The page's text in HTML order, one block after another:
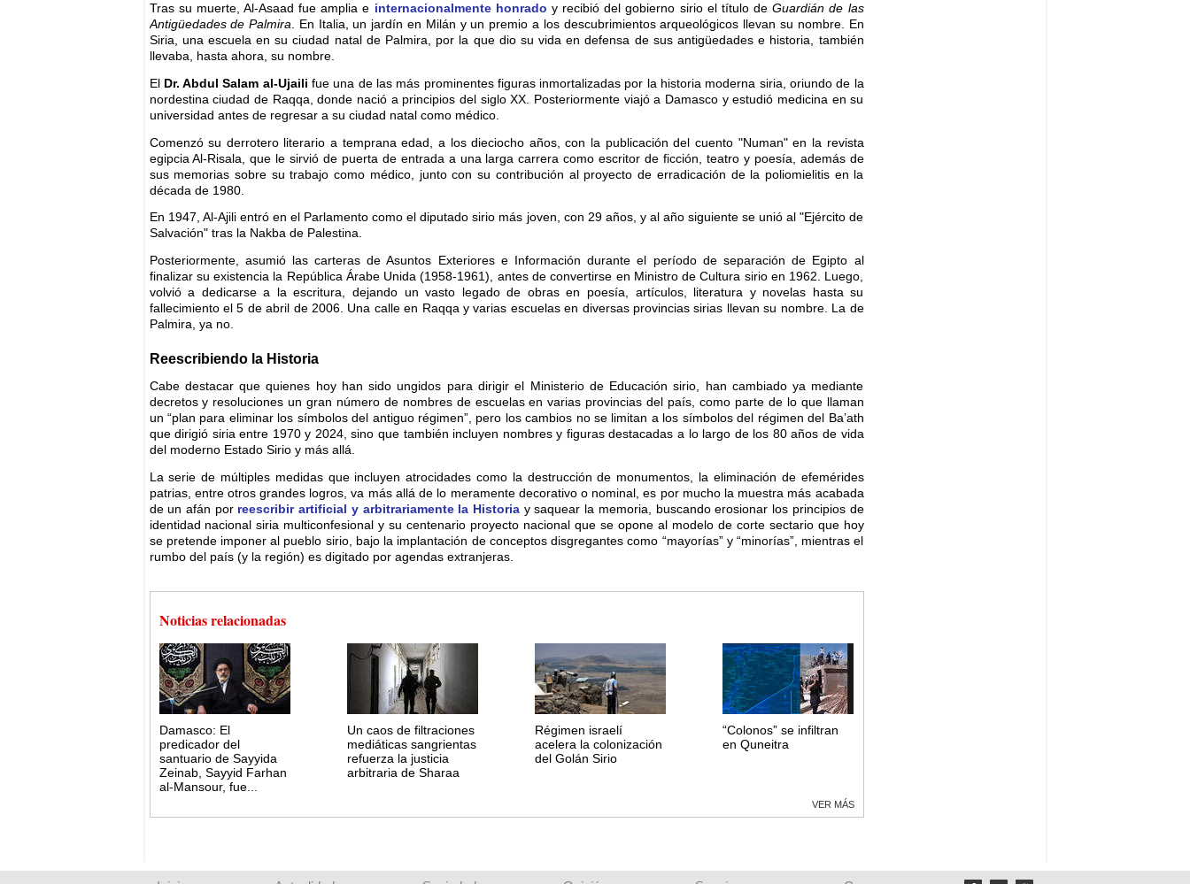
Tras su muerte, Al-Asaad fue amplia e internacionalmente honrado y recibió del gobierno sirio el título deGuardián de las
Antigüedades de Palmira. En Italia, un jardín en Milán y un premio a los descubrimientos arqueológicos llevan su nombre. En
Siria, una escuela en su ciudad natal de Palmira, por la que dio su vida en defensa de sus antigüedades e historia, también
llevaba, hasta ahora, su nombre.
El Dr. Abdul Salam al-Ujaili fue una de las más prominentes figuras inmortalizadas por la historia moderna siria, oriundo de la
nordestina ciudad de Raqqa, donde nació a principios del siglo XX. Posteriormente viajó a Damasco y estudió medicina en su
universidad antes de regresar a su ciudad natal como médico.
Comenzó su derrotero literario a temprana edad, a los dieciocho años, con la publicación del cuento "Numan" en la revista
egipcia Al-Risala, que le sirvió de puerta de entrada a una larga carrera como escritor de ficción, teatro y poesía, además de
sus memorias sobre su trabajo como médico, junto con su contribución al proyecto de erradicación de la poliomielitis en la
década de 1980.
En 1947, Al-Ajili entró en el Parlamento como el diputado sirio más joven, con 29 años, y al año siguiente se unió al "Ejército de
Salvación" tras la Nakba de Palestina.
Posteriormente, asumió las carteras de Asuntos Exteriores e Información durante el período de separación de Egipto al
finalizar su existencia la República Árabe Unida (1958-1961), antes de convertirse en Ministro de Cultura sirio en 1962. Luego,
volvió a dedicarse a la escritura, dejando un vasto legado de obras en poesía, artículos, literatura y novelas hasta su
fallecimiento el 5 de abril de 2006. Una calle en Raqqa y varias escuelas en diversas provincias sirias llevan su nombre. La de
Palmira, ya no.
Reescribiendo la Historia
Cabe destacar que quienes hoy han sido ungidos para dirigir el Ministerio de Educación sirio, han cambiado ya mediante
decretos y resoluciones un gran número de nombres de escuelas en varias provincias del país, como parte de lo que llaman
un “plan para eliminar los símbolos del antiguo régimen”, pero los cambios no se limitan a los símbolos del régimen del Ba’ath
que dirigió siria entre 1970 y 2024, sino que también incluyen nombres y figuras destacadas a lo largo de los 80 años de vida
del moderno Estado Sirio y más allá.
La serie de múltiples medidas que incluyen atrocidades como la destrucción de monumentos, la eliminación de efemérides
patrias, entre otros grandes logros, va más allá de lo meramente decorativo o nominal, es por mucho la muestra más acabada
de un afán por reescribir artificial y arbitrariamente la Historia y saquear la memoria, buscando erosionar los principios de
identidad nacional siria multiconfesional y su centenario proyecto nacional que se opone al modelo de corte sectario que hoy
se pretende imponer al pueblo sirio, bajo la implantación de conceptos disgregantes como “mayorías” y “minorías”, mientras el
rumbo del país (y la región) es digitado por agendas extranjeras.
Noticias relacionadas
Damasco: El
predicador del
santuario de Sayyida
Zeinab, Sayyid Farhan
al-Mansour, fue...
Un caos de filtraciones
mediáticas sangrientas
refuerza la justicia
arbitraria de Sharaa
Régimen israelí
acelera la colonización
del Golán Sirio
“Colonos” se infiltran
en Quneitra
VER MÁS